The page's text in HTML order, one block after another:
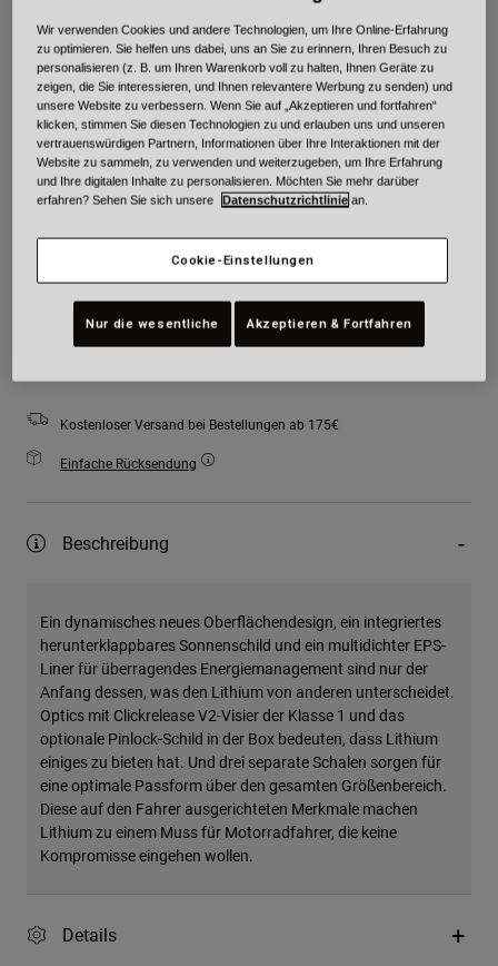
Farben -Grau/Orange
ausgewählt
Größe Größentabelle
S M L XL 2XL
Zum Warenkorb hinzufügen
Kostenloser Versand bei Bestellungen ab 175€
Einfache Rücksendung
Beschreibung
Ein dynamisches neues Oberflächendesign, ein integriertes
herunterklappbares Sonnenschild und ein multidichter EPS-
Liner für überragendes Energiemanagement sind nur der
Anfang dessen, was den Lithium von anderen unterscheidet.
Optics mit Clickrelease V2-Visier der Klasse 1 und das
optionale Pinlock-Schild in der Box bedeuten, dass Lithium
einiges zu bieten hat. Und drei separate Schalen sorgen für
eine optimale Passform über den gesamten Größenbereich.
Diese auf den Fahrer ausgerichteten Merkmale machen
Lithium zu einem Muss für Motorradfahrer, die keine
Kompromisse eingehen wollen.
Details
Wir verwenden Cookies und andere Technologien, um Ihre Online-Erfahrung
zu optimieren. Sie helfen uns dabei, uns an Sie zu erinnern, Ihren Besuch zu
personalisieren (z. B. um Ihren Warenkorb voll zu halten, Ihnen Geräte zu
zeigen, die Sie interessieren, und Ihnen relevantere Werbung zu senden) und
unsere Website zu verbessern. Wenn Sie auf „Akzeptieren und fortfahren“
klicken, stimmen Sie diesen Technologien zu und erlauben uns und unseren
vertrauenswürdigen Partnern, Informationen über Ihre Interaktionen mit der
Website zu sammeln, zu verwenden und weiterzugeben, um Ihre Erfahrung
und Ihre digitalen Inhalte zu personalisieren. Möchten Sie mehr darüber
erfahren? Sehen Sie sich unsere
Datenschutzrichtlinie an.
Cookie-Einstellungen
Nur die wesentliche Akzeptieren & Fortfahren